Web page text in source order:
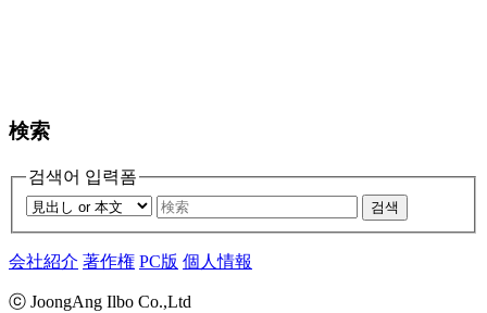
検索
검색어 입력폼
검색
会社紹介 著作権 PC版 個人情報
ⓒ JoongAng Ilbo Co.,Ltd